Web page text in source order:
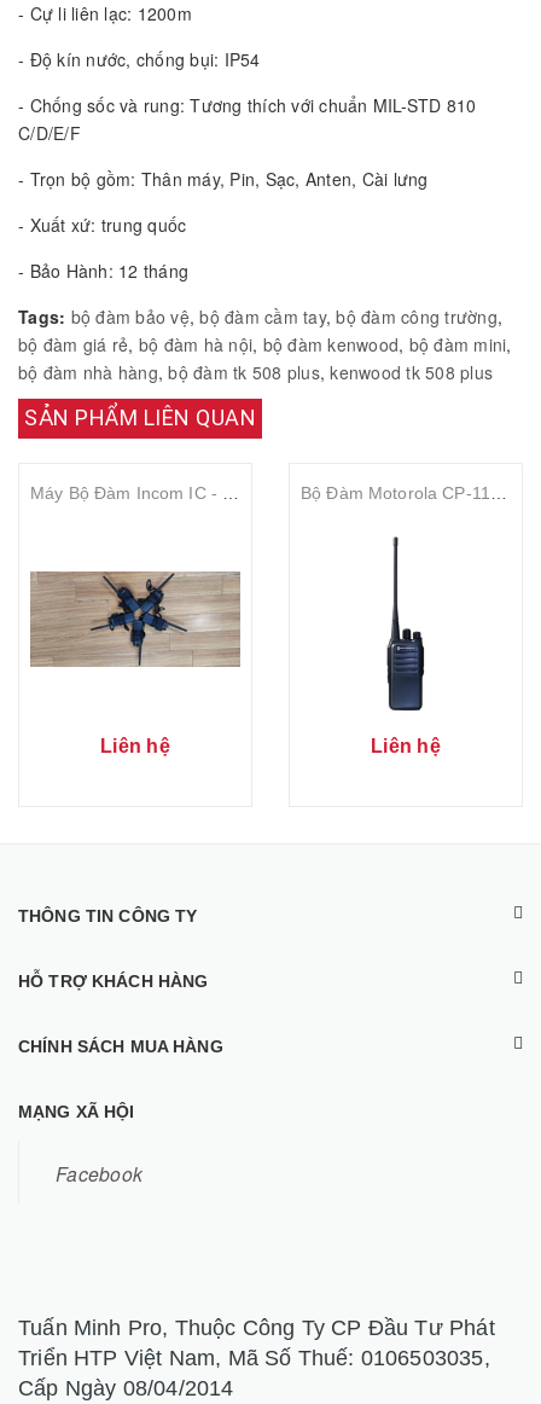
- Cự li liên lạc: 1200m
- Độ kín nước, chống bụi: IP54
- Chống sốc và rung: Tương thích với chuẩn MIL-STD 810
C/D/E/F
- Trọn bộ gồm: Thân máy, Pin, Sạc, Anten, Cài lưng
- Xuất xứ: trung quốc
- Bảo Hành: 12 tháng
Tags: bộ đàm bảo vệ,bộ đàm cầm tay,bộ đàm công trường,
bộ đàm giá rẻ, bộ đàm hà nội, bộ đàm kenwood, bộ đàm mini,
bộ đàm nhà hàng,bộ đàm tk 508 plus,kenwood tk 508 plus
SẢN PHẨM LIÊN QUAN
Liên hệ Liên hệ
THÔNG TIN CÔNG TY
HỖ TRỢ KHÁCH HÀNG
CHÍNH SÁCH MUA HÀNG
MẠNG XÃ HỘI
Facebook
Tuấn Minh Pro, Thuộc Công Ty CP Đầu Tư Phát
Triển HTP Việt Nam, Mã Số Thuế: 0106503035,
Cấp Ngày 08/04/2014